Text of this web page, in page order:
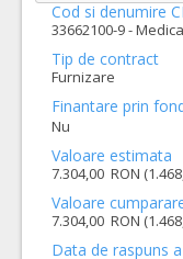
Cod si denumire
33662100-9 -
Tip de contract
Furnizare
Finantare prin
Nu
Valoare estimata
7.304,00 RON
Valoare
7.304,00 RON
Data de raspuns